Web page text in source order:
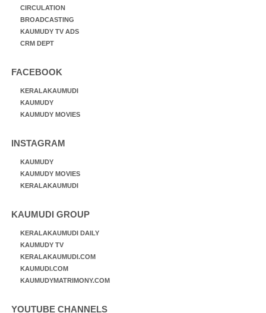
CIRCULATION
BROADCASTING
KAUMUDY TV ADS
CRM DEPT
FACEBOOK
KERALAKAUMUDI
KAUMUDY
KAUMUDY MOVIES
INSTAGRAM
KAUMUDY
KAUMUDY MOVIES
KERALAKAUMUDI
KAUMUDI GROUP
KERALAKAUMUDI DAILY
KAUMUDY TV
KERALAKAUMUDI.COM
KAUMUDI.COM
KAUMUDYMATRIMONY.COM
YOUTUBE CHANNELS